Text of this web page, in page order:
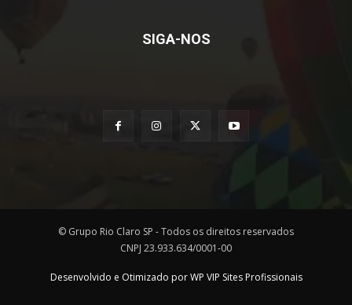
SIGA-NOS
© Grupo Rio Claro SP - Todos os direitos reservados
CNPJ 23.933.634/0001-00
Desenvolvido e Otimizado por WP VIP Sites Profissionais